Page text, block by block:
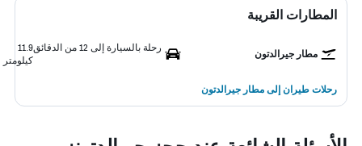
المطارات القريبة
مطار جيرالدتون
رحلة بالسيارة إلى 12 من الدقائق
11.9
كيلومتر
رحلات طيران إلى مطار جيرالدتون